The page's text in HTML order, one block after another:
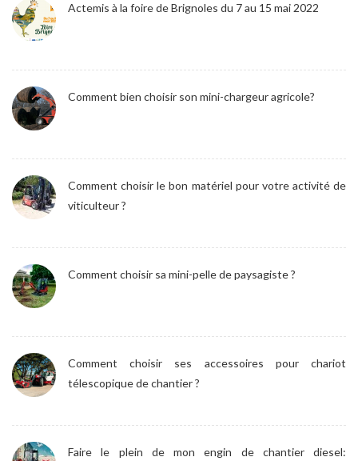
Actemis à la foire de Brignoles du 7 au 15 mai 2022
Comment bien choisir son mini-chargeur agricole?
Comment choisir le bon matériel pour votre activité de
viticulteur ?
Comment choisir sa mini-pelle de paysagiste ?
Comment choisir ses accessoires pour chariot
télescopique de chantier ?
Faire le plein de mon engin de chantier diesel: